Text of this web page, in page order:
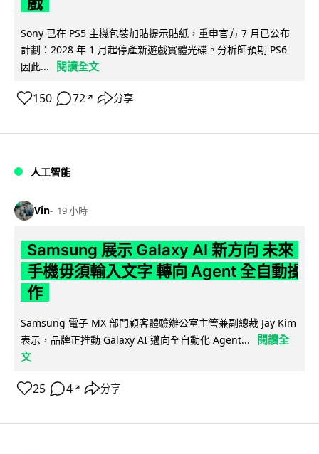
Sony 已在 PS5 主機包裝加貼提示貼紙，重申官方 7 月已公布
計劃：2028 年 1 月起停產新遊戲實體光碟。分析師預期 PS6
因此...
閱讀全文
150 72 ↗ 分享
人工智能
Vin 19 小時
Samsung 展示 Galaxy AI 新方向 未來
手機毋須輸入文字 轉向 Agent 全自動操
作
Samsung 電子 MX 部門顧客體驗辦公室主管兼副總裁 Jay Kim
表示，品牌正推動 Galaxy AI 邁向全自動化 Agent...
閱讀全
文
25 4 ↗ 分享